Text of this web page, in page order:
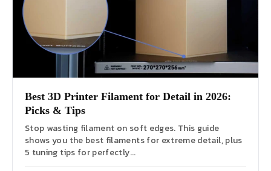
Best 3D Printer Filament for Detail in 2026:
Picks & Tips
Stop wasting filament on soft edges. This guide
shows you the best filaments for extreme detail, plus
5 tuning tips for perfectly...